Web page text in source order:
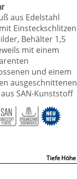
aus Edelstahl
Einsteckschlitzen
Behälter 1,5
mit einem
und einem
ausgeschnittenen
SAN-Kunststoff
TiefeHöhe